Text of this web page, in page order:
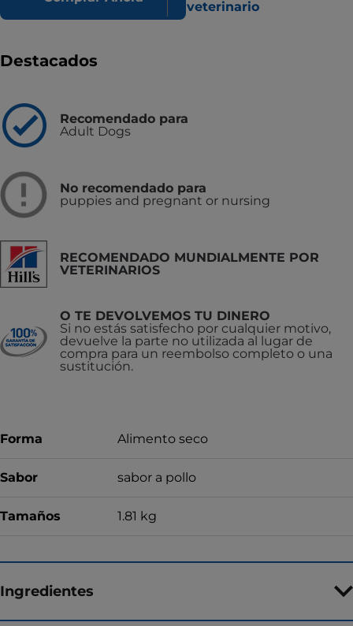
veterinario
Destacados
Recomendado para
Adult Dogs
No recomendado para
puppies and pregnant or nursing
RECOMENDADO MUNDIALMENTE POR
VETERINARIOS
O TE DEVOLVEMOS TU DINERO
Si no estás satisfecho por cualquier motivo,
devuelve la parte no utilizada al lugar de
compra para un reembolso completo o una
sustitución.
Forma Alimento seco
Sabor sabor a pollo
Tamaños 1.81 kg
Ingredientes